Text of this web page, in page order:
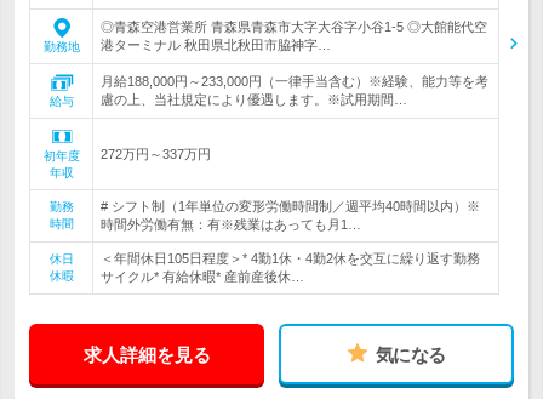
勤務地
◎青森空港営業所 青森県青森市大字大谷字小谷1-5 ◎大館能代空
港ターミナル 秋田県北秋田市脇神字…
給与
月給188,000円～233,000円（一律手当含む）※経験、能力等を考
慮の上、当社規定により優遇します。※試用期間…
初年度
年収
272万円～337万円
勤務
時間
# シフト制（1年単位の変形労働時間制／週平均40時間以内）※
時間外労働有無：有※残業はあっても月1…
休日
休暇
＜年間休日105日程度＞* 4勤1休・4勤2休を交互に繰り返す勤務
サイクル* 有給休暇* 産前産後休…
求人詳細を見る 気になる